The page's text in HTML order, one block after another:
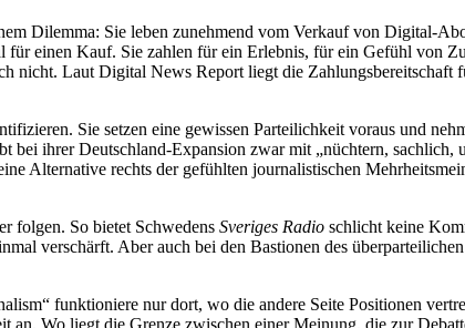
Dilemma: Sie leben zunehmend vom Verkauf von Digital-
einen Kauf. Sie zahlen für ein Erlebnis, für ein Gefühl von
nicht. Laut Digital News Report liegt die
Sie setzen eine gewissen Parteilichkeit voraus und
bei ihrer Deutschland-Expansion zwar mit „nüchtern, sachlich,
Alternative rechts der gefühlten journalistischen
folgen. So bietet Schwedens Sveriges Radio schlicht keine
verschärft. Aber auch bei den Bastionen des
funktioniere nur dort, wo die andere Seite Positionen
Wo liegt die Grenze zwischen einer Meinung, die zur